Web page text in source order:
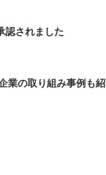
認されました
業の取り組み事例も紹